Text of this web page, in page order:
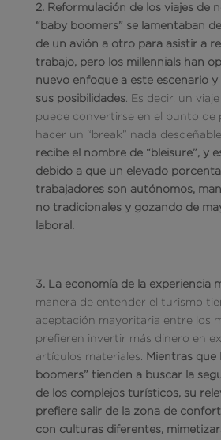
2. Reformulación de los viajes de
“baby boomers” se lamentaban
de un avión a otro para asistir a
trabajo, pero los millennials han
nuevo enfoque a este escenario
sus posibilidades. Es decir, un
puede convertirse en el punto de
hacer un “break” nada desdeñable.
recibe el nombre de “bleisure”, y
debido a que un elevado
trabajadores son autónomos,
no tradicionales y gozando de
laboral.
3. La economía de la experiencia
manera de entender el turismo
aceptación mayoritaria entre los
prefieren invertir más dinero en
artículos materiales. Mientras que
boomers” tienden a buscar la
de los complejos turísticos, su
prefiere salir de la zona de
con culturas diferentes,